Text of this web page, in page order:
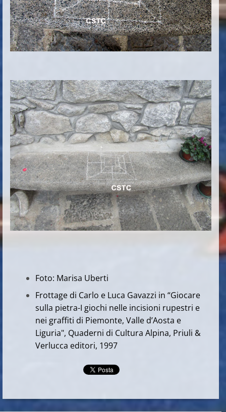
Foto: Marisa Uberti
Frottage di Carlo e Luca Gavazzi in “Giocare
sulla pietra-I giochi nelle incisioni rupestri e
nei graffiti di Piemonte, Valle d’Aosta e
Liguria", Quaderni di Cultura Alpina, Priuli &
Verlucca editori, 1997